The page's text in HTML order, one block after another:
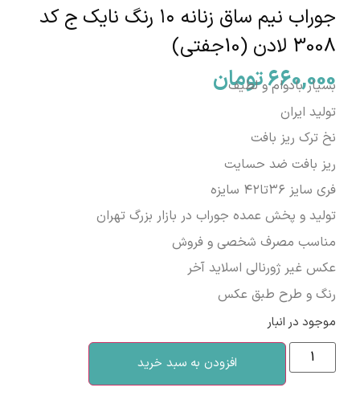
جوراب نیم ساق زنانه ۱۰ رنگ نایک ج کد
3008 لادن (10جفتی)
660,000تومان
بسیار بادوام و لطیف
تولید ایران
نخ ترک ریز بافت
ریز بافت ضد حسایت
فری سایز ۳۶تا۴۲ سایزه
تولید و پخش عمده جوراب در بازار بزرگ تهران
مناسب مصرف شخصی و فروش
عکس غیر ژورنالی اسلاید آخر
رنگ و طرح طبق عکس
موجود در انبار
افزودن به سبد خرید